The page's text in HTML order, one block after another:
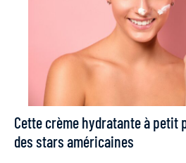
Cette crème hydratante à petit
des stars américaines